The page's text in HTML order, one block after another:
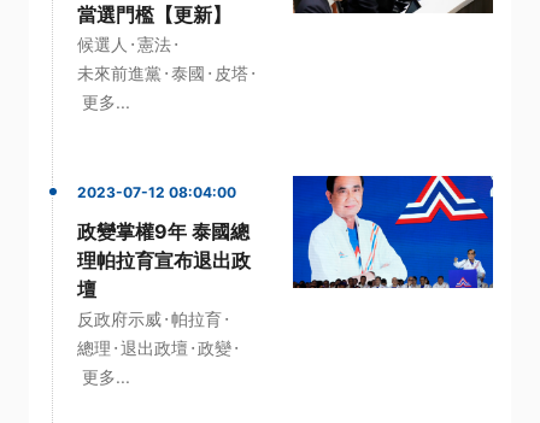
當選門檻【更新】
候選人 ·憲法·
未來前進黨 ·泰國 · 皮塔·
更多...
2023-07-12 08:04:00
政變掌權9年 泰國總
理帕拉育宣布退出政
壇
反政府示威·帕拉育·
總理 ·退出政壇 ·政變·
更多...